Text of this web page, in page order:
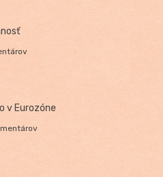
v Eurozóne